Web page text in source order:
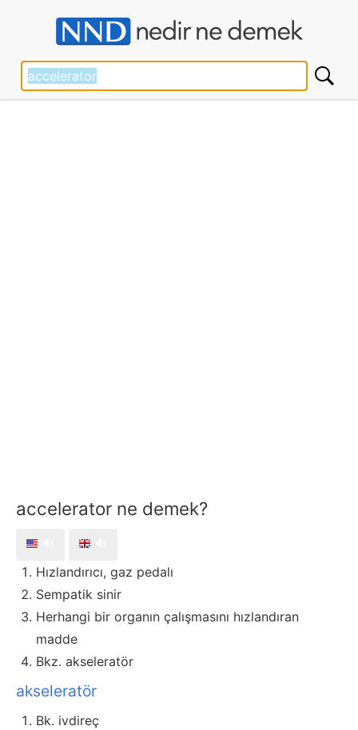
accelerator ne demek?
Hızlandırıcı, gaz pedalı
Sempatik sinir
Herhangi bir organın çalışmasını hızlandıran
madde
Bkz. akseleratör
akseleratör
Bk. ivdireç